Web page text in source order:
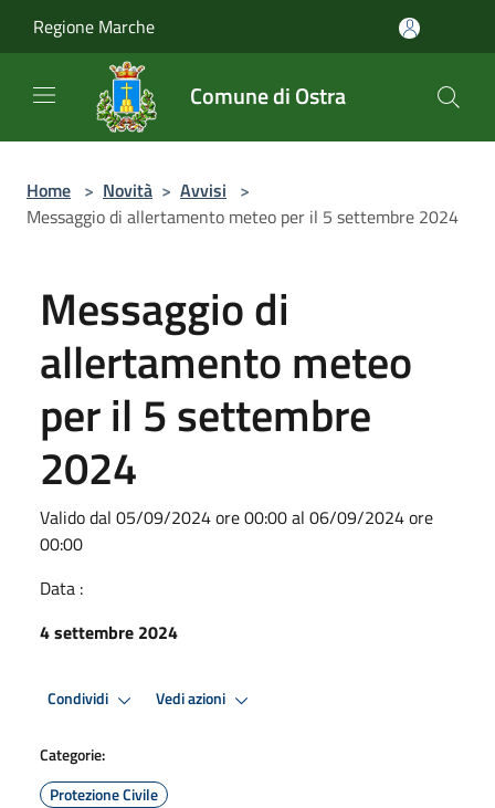
Regione Marche
Comune di Ostra
Home > Novità > Avvisi >
Messaggio di allertamento meteo per il 5 settembre 2024
Messaggio di
allertamento meteo
per il 5 settembre
2024
Valido dal 05/09/2024 ore 00:00 al 06/09/2024 ore
00:00
Data :
4 settembre 2024
Condividi Vedi azioni
Categorie:
Protezione Civile